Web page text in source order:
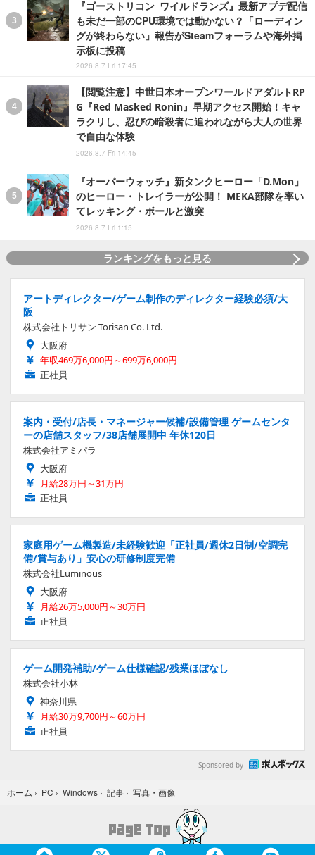
『ゴーストリコン ワイルドランズ』最新アプデ配信
も未だ一部のCPU環境では動かない？「ローディン
グが終わらない」報告がSteamフォーラムや海外掲
示板に投稿
2026.8.7 Fri 17:45
【閲覧注意】中世日本オープンワールドアダルトRP
G『Red Masked Ronin』早期アクセス開始！キャ
ラクリし、忍びの暗殺者に追われながら大人の世界
で自由な体験
2026.8.7 Fri 14:45
『オーバーウォッチ』新タンクヒーロー「D.Mon」
のヒーロー・トレイラーが公開！ MEKA部隊を率い
てレッキング・ボールと激突
2026.8.7 Fri 1:15
ランキングをもっと見る
アートディレクター/ゲーム制作のディレクター経験必須/大
阪
株式会社トリサン Torisan Co. Ltd.
大阪府
年収469万6,000円～699万6,000円
正社員
案内・受付/店長・マネージャー候補/設備管理 ゲームセンタ
ーの店舗スタッフ/38店舗展開中 年休120日
株式会社アミパラ
大阪府
月給28万円～31万円
正社員
家庭用ゲーム機製造/未経験歓迎「正社員/週休2日制/空調完
備/賞与あり」安心の研修制度完備
株式会社Luminous
大阪府
月給26万5,000円～30万円
正社員
ゲーム開発補助/ゲーム仕様確認/残業ほぼなし
株式会社小林
神奈川県
月給30万9,700円～60万円
正社員
Sponsored by
ホーム › PC › Windows › 記事 › 写真・画像